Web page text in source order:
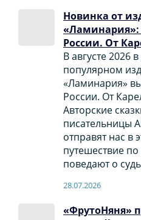
Новинка от
«Ламинария»:
России. От
В августе 2026
популярном
«Ламинария»
России. От
Авторские
писательницы
отправят нас в
путешествие
поведают о
28.07.2026
«ФрутоНяня»